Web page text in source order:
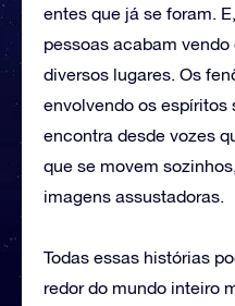
entes que já se foram.
pessoas acabam
diversos lugares. Os
envolvendo os espíritos
encontra desde vozes
que se movem
imagens assustadoras.
Todas essas histórias
redor do mundo inteiro